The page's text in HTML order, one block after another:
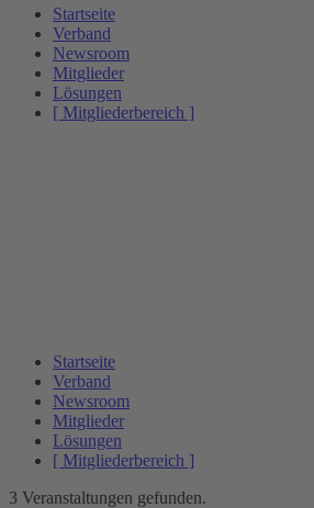
Startseite
Verband
Newsroom
Mitglieder
Lösungen
[ Mitgliederbereich ]
Startseite
Verband
Newsroom
Mitglieder
Lösungen
[ Mitgliederbereich ]
3 Veranstaltungen gefunden.